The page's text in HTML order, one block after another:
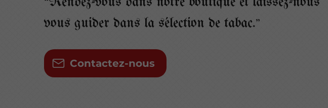
vous guider dans la sélection de tabac.
Contactez-nous